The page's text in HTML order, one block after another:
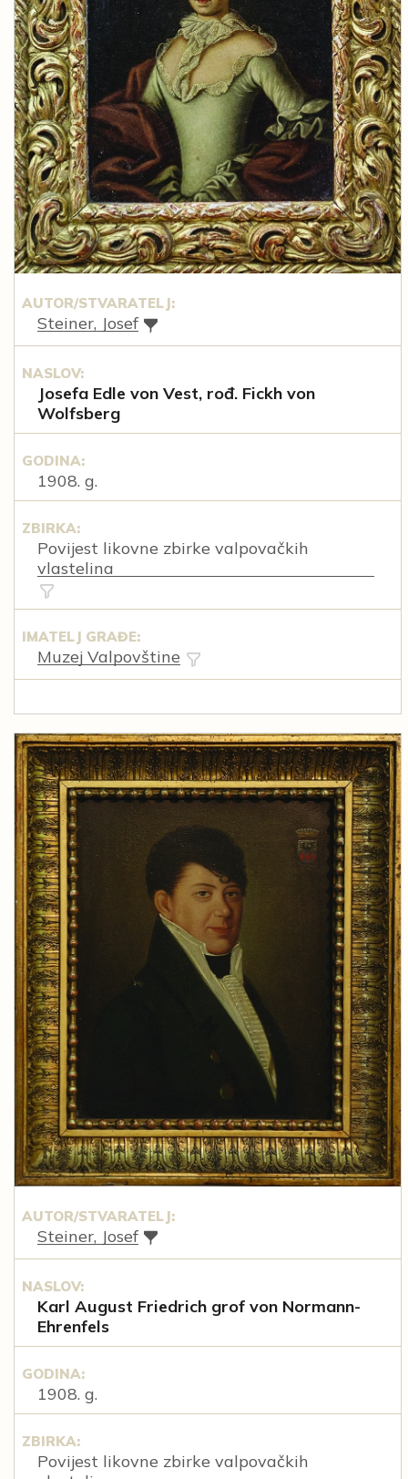
AUTOR/STVARATELJ:
Steiner, Josef
NASLOV:
Josefa Edle von Vest, rođ. Fickh von
Wolfsberg
GODINA:
1908. g.
ZBIRKA:
Povijest likovne zbirke valpovačkih
vlastelina
IMATELJ GRAĐE:
Muzej Valpovštine
AUTOR/STVARATELJ:
Steiner, Josef
NASLOV:
Karl August Friedrich grof von Normann-
Ehrenfels
GODINA:
1908. g.
ZBIRKA:
Povijest likovne zbirke valpovačkih